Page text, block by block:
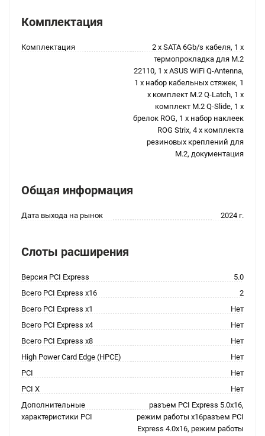
Комплектация
Комплектация
2 x SATA 6Gb/s кабеля, 1 x
термопрокладка для M.2
22110, 1 x ASUS WiFi Q-Antenna,
1 x набор кабельных стяжек, 1
x комплект M.2 Q-Latch, 1 x
комплект M.2 Q-Slide, 1 x
брелок ROG, 1 x набор наклеек
ROG Strix, 4 x комплекта
резиновых креплений для
M.2, документация
Общая информация
Дата выхода на рынок 2024 г.
Слоты расширения
Версия PCI Express
5.0
Всего PCI Express x16
2
Всего PCI Express x1
Нет
Всего PCI Express x4
Нет
Всего PCI Express x8
Нет
High Power Card Edge (HPCE)
Нет
PCI
Нет
PCI X
Нет
Дополнительные
характеристики PCI
разъем PCI Express 5.0x16,
режим работы x16разъем PCI
Express 4.0x16, режим работы